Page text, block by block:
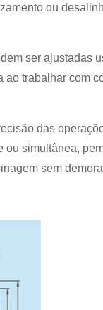
ou
ser ajustadas
trabalhar com
das
simultânea,
sem